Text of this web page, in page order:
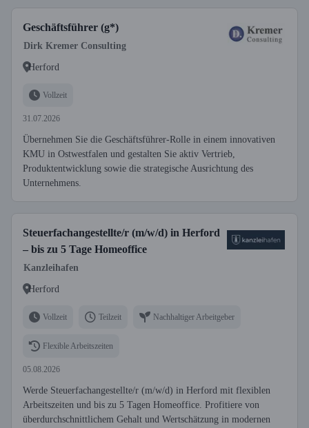
Geschäftsführer (g*)
Dirk Kremer Consulting
Herford
Vollzeit
31.07.2026
Übernehmen Sie die Geschäftsführer-Rolle in einem innovativen
KMU in Ostwestfalen und gestalten Sie aktiv Vertrieb,
Produktentwicklung sowie die strategische Ausrichtung des
Unternehmens.
Steuerfachangestellte/r (m/w/d) in Herford
– bis zu 5 Tage Homeoffice
Kanzleihafen
Herford
Vollzeit Teilzeit Nachhaltiger Arbeitgeber
Flexible Arbeitszeiten
05.08.2026
Werde Steuerfachangestellte/r (m/w/d) in Herford mit flexiblen
Arbeitszeiten und bis zu 5 Tagen Homeoffice. Profitiere von
überdurchschnittlichem Gehalt und Wertschätzung in modernen